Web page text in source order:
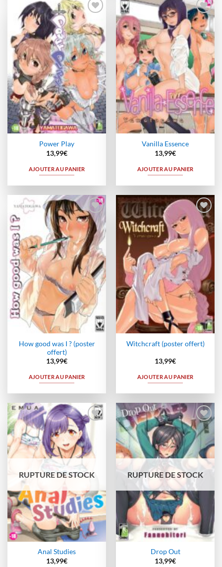
Ajouter
à la
wishlist
Power Play
13,99€
AJOUTER AU PANIER
Ajouter
à la
wishlist
Vanilla Essence
13,99€
AJOUTER AU PANIER
Ajouter
à la
wishlist
How good was I ? (poster
offert)
13,99€
AJOUTER AU PANIER
Ajouter
à la
wishlist
Witchcraft (poster offert)
13,99€
AJOUTER AU PANIER
Ajouter
à la
wishlist
RUPTURE DE STOCK
Anal Studies
13,99€
Ajouter
à la
wishlist
RUPTURE DE STOCK
Drop Out
13,99€